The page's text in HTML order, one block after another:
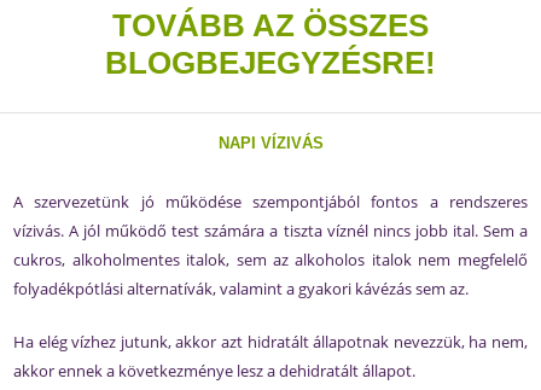
TOVÁBB AZ ÖSSZES
BLOGBEJEGYZÉSRE!
NAPI VÍZIVÁS
A szervezetünk jó működése szempontjából fontos a rendszeres
vízivás. A jól működő test számára a tiszta víznél nincs jobb ital. Sem a
cukros, alkoholmentes italok, sem az alkoholos italok nem megfelelő
folyadékpótlási alternatívák, valamint a gyakori kávézás sem az.
Ha elég vízhez jutunk, akkor azt hidratált állapotnak nevezzük, ha nem,
akkor ennek a következménye lesz a dehidratált állapot.